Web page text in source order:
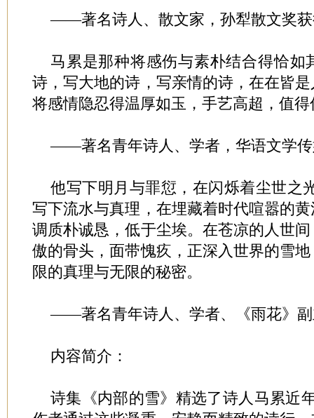
——著名诗人、散文家，孙犁散文奖
马累是那种将感伤与素朴结合得恰如
诗，写大地的诗，写亲情的诗，在在皆
将感情隐忍得温厚如玉，手艺高超，值得
——著名青年诗人、学者，华语文学
他写下明月与罪愆，在闪烁着尘世之
写下流水与真理，在埋藏着时代喧嚣的
调质朴诚恳，低于尘埃。在苍凉的人世
傲的骨头，面带愧疚，正深入世界的雪
限的真理与无限的秘密。
——著名青年诗人、学者、《雨花》
内容简介：
诗集《内部的雪》精选了诗人马累近